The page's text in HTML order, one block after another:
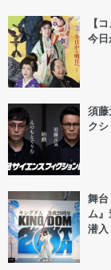
【
今日
須
ク
舞
ム
潜入